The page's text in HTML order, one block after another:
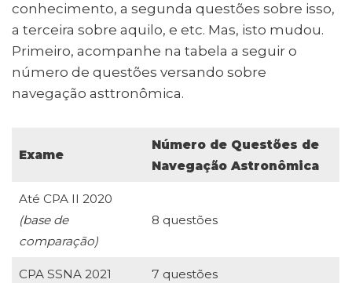
conhecimento, a segunda questões sobre isso,
a terceira sobre aquilo, e etc. Mas, isto mudou.
Primeiro, acompanhe na tabela a seguir o
número de questões versando sobre
navegação asttronômica.
Exame
Número de Questões de
Navegação Astronômica
Até CPA II 2020
(base de
comparação)
8 questões
CPA SSNA 2021 7 questões